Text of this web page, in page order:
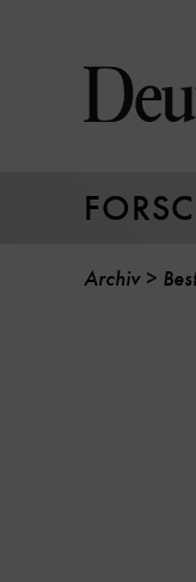
Seiteninhalt
springen
Archiv